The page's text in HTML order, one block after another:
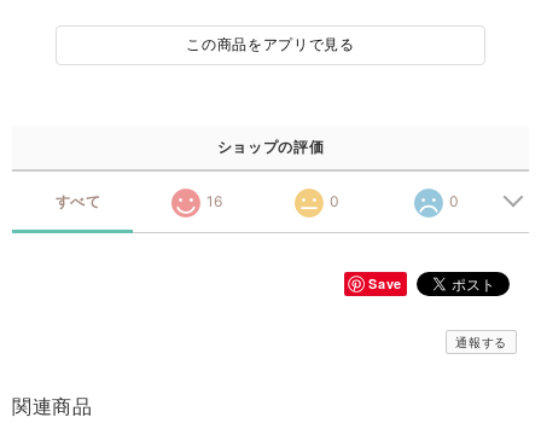
この商品をアプリで見る
ショップの評価
すべて 16 0 0
Save
通報する
関連商品